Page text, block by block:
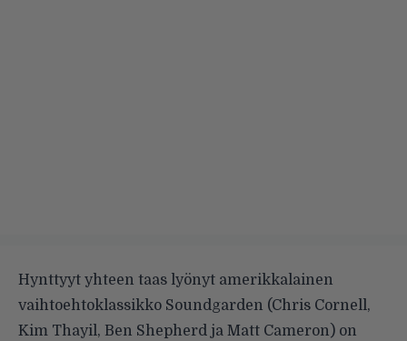
Hynttyyt yhteen taas lyönyt amerikkalainen
vaihtoehtoklassikko Soundgarden (Chris Cornell,
Kim Thayil, Ben Shepherd ja Matt Cameron) on